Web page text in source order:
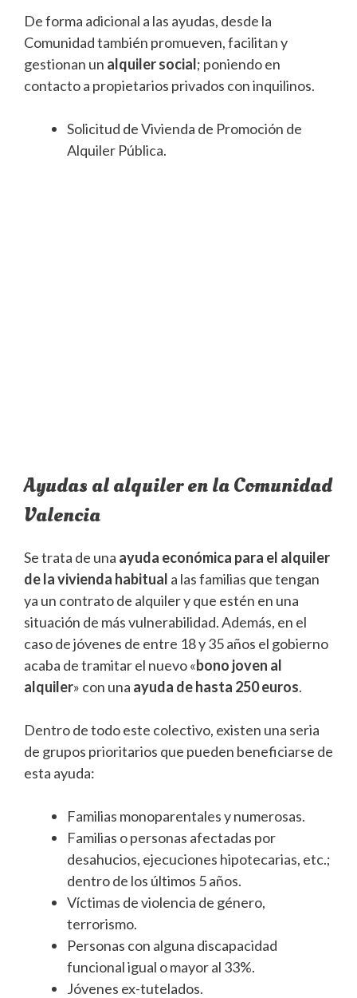
De forma adicional a las ayudas, desde la
Comunidad también promueven, facilitan y
gestionan un alquiler social; poniendo en
contacto a propietarios privados con inquilinos.
Solicitud de Vivienda de Promoción de
Alquiler Pública.
Ayudas al alquiler en la Comunidad
Valencia
Se trata de una ayuda económica para el alquiler
de la vivienda habitual a las familias que tengan
ya un contrato de alquiler y que estén en una
situación de más vulnerabilidad. Además, en el
caso de jóvenes de entre 18 y 35 años el gobierno
acaba de tramitar el nuevo «bono joven al
alquiler» con una ayuda de hasta 250 euros.
Dentro de todo este colectivo, existen una seria
de grupos prioritarios que pueden beneficiarse de
esta ayuda:
Familias monoparentales y numerosas.
Familias o personas afectadas por
desahucios, ejecuciones hipotecarias, etc.;
dentro de los últimos 5 años.
Víctimas de violencia de género,
terrorismo.
Personas con alguna discapacidad
funcional igual o mayor al 33%.
Jóvenes ex-tutelados.